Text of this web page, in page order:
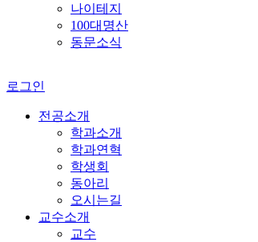
나이테지
100대명산
동문소식
로그인
전공소개
학과소개
학과연혁
학생회
동아리
오시는길
교수소개
교수